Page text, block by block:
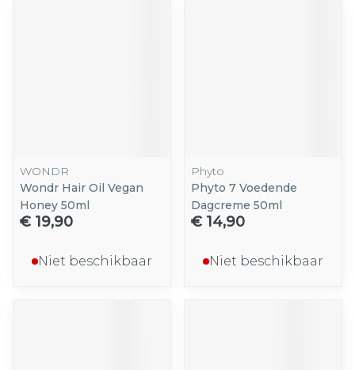
WONDR
Wondr Hair Oil Vegan
Honey 50ml
€ 19,90
Niet beschikbaar
Phyto
Phyto 7 Voedende
Dagcreme 50ml
€ 14,90
Niet beschikbaar